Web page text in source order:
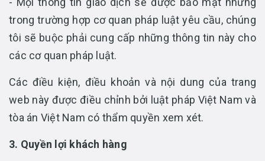
trong trường hợp cơ quan pháp luật yêu cầu, chúng
tôi sẽ buộc phải cung cấp những thông tin này cho
các cơ quan pháp luật.
Các điều kiện, điều khoản và nội dung của trang
web này được điều chỉnh bởi luật pháp Việt Nam và
tòa án Việt Nam có thẩm quyền xem xét.
3. Quyền lợi khách hàng